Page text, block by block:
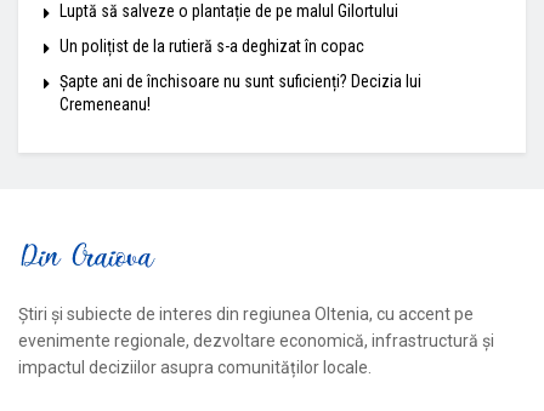
Luptă să salveze o plantație de pe malul Gilortului
Un polițist de la rutieră s-a deghizat în copac
Șapte ani de închisoare nu sunt suficienți? Decizia lui
Cremeneanu!
Știri și subiecte de interes din regiunea Oltenia, cu accent pe
evenimente regionale, dezvoltare economică, infrastructură și
impactul deciziilor asupra comunităților locale.